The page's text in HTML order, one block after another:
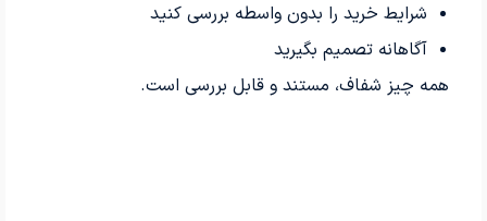
شرایط خرید را بدون واسطه بررسی کنید
آگاهانه تصمیم بگیرید
همه چیز شفاف، مستند و قابل بررسی است.